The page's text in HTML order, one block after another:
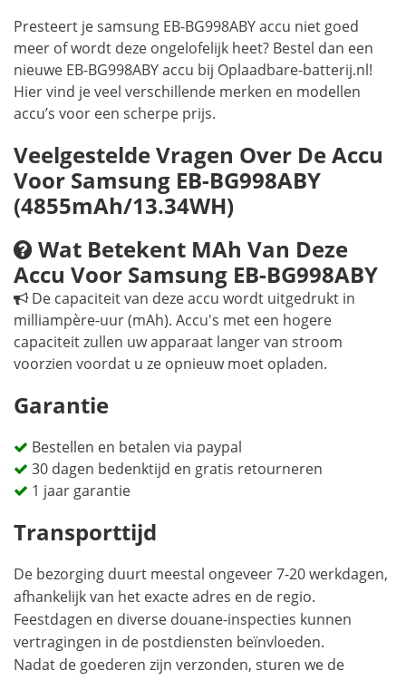
Presteert je samsung EB-BG998ABY accu niet goed
meer of wordt deze ongelofelijk heet? Bestel dan een
nieuwe EB-BG998ABY accu bij Oplaadbare-batterij.nl!
Hier vind je veel verschillende merken en modellen
accu’s voor een scherpe prijs.
Veelgestelde Vragen Over De Accu
Voor Samsung EB-BG998ABY
(4855mAh/13.34WH)
Wat Betekent MAh Van Deze
Accu Voor Samsung EB-BG998ABY
De capaciteit van deze accu wordt uitgedrukt in
milliampère-uur (mAh). Accu's met een hogere
capaciteit zullen uw apparaat langer van stroom
voorzien voordat u ze opnieuw moet opladen.
Garantie
Bestellen en betalen via paypal
30 dagen bedenktijd en gratis retourneren
1 jaar garantie
Transporttijd
De bezorging duurt meestal ongeveer 7-20 werkdagen,
afhankelijk van het exacte adres en de regio.
Feestdagen en diverse douane-inspecties kunnen
vertragingen in de postdiensten beïnvloeden.
Nadat de goederen zijn verzonden, sturen we de